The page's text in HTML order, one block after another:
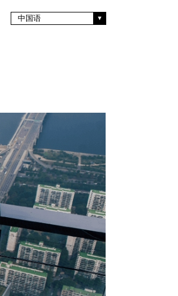
中国语